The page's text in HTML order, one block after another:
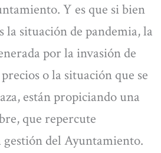
Y es que si bien
la situación de pandemia, la
por la invasión de
o la situación que se
están propiciando una
que repercute
del Ayuntamiento.